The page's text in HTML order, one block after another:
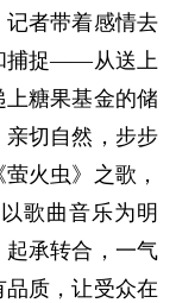
者带着感情去
捕捉——从送上
糖果基金的储
切自然，步步
火虫》之歌，
歌曲音乐为明
承转合，一气
质，让受众在